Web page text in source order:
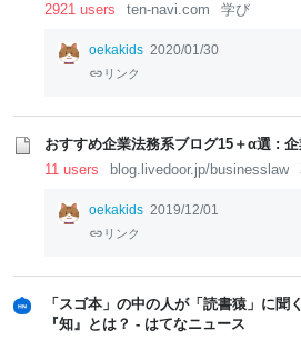
2921 users
ten-navi.com 学び
oekakids 2020/01/30
リンク
おすすめ企業法務系ブログ15＋α選 :
11 users
blog.livedoor.jp/businesslaw
oekakids 2019/12/01
リンク
「スゴ本」の中の人が「読書猿」に
『知』とは？ - はてなニュース